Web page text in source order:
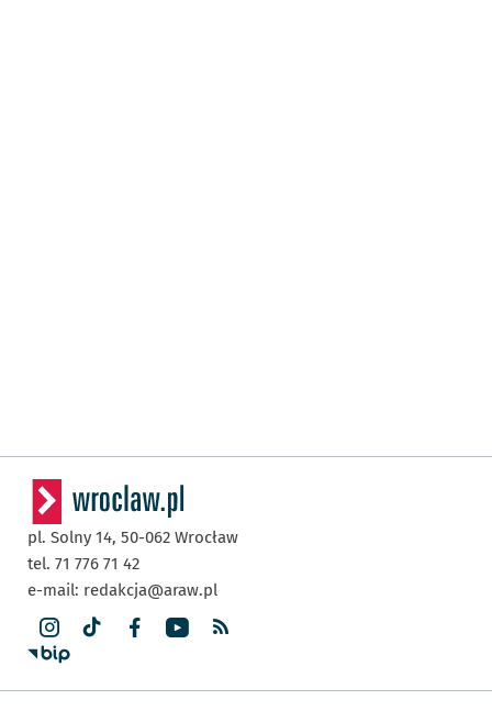
pl. Solny 14, 50-062 Wrocław
tel. 71 776 71 42
e-mail: redakcja@araw.pl